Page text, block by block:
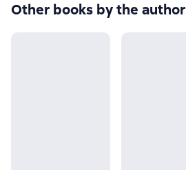
Other books by the author